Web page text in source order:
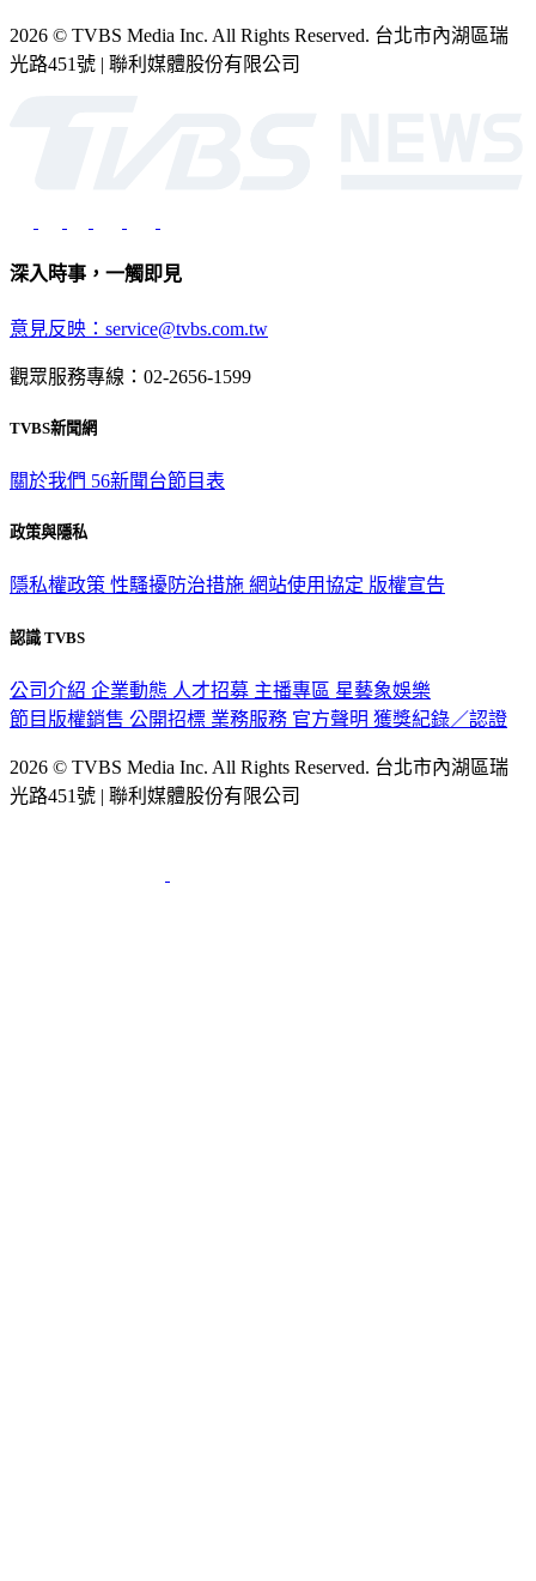
2026 © TVBS Media Inc. All Rights Reserved. 台北市內湖區瑞
光路451號 | 聯利媒體股份有限公司
深入時事，一觸即見
意見反映：service@tvbs.com.tw
觀眾服務專線：02-2656-1599
TVBS新聞網
關於我們 56新聞台節目表
政策與隱私
隱私權政策 性騷擾防治措施 網站使用協定 版權宣告
認識 TVBS
公司介紹 企業動態 人才招募 主播專區 星藝象娛樂
節目版權銷售 公開招標 業務服務 官方聲明 獲獎紀錄／認證
2026 © TVBS Media Inc. All Rights Reserved. 台北市內湖區瑞
光路451號 | 聯利媒體股份有限公司